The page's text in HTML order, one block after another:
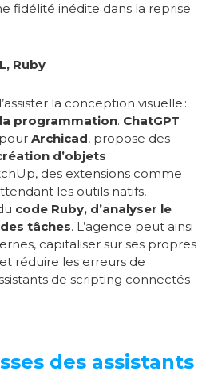
fidélité inédite dans la reprise
Ruby
la conception visuelle :
programmation. ChatGPT
pour Archicad, propose des
d’objets
des extensions comme
les outils natifs,
code Ruby, d’analyser le
tâches. L’agence peut ainsi
capitaliser sur ses propres
réduire les erreurs de
de scripting connectés
des assistants